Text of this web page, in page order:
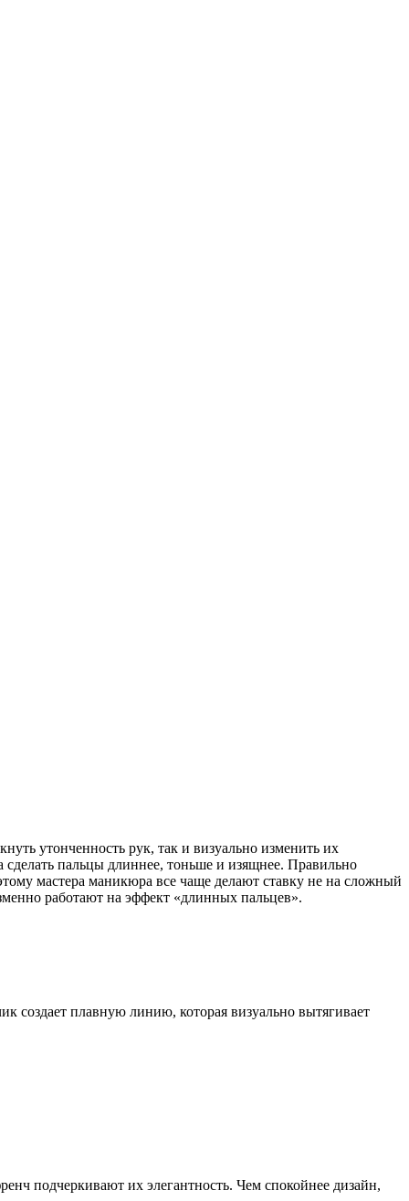
утонченность рук, так и визуально изменить их
сделать пальцы длиннее, тоньше и изящнее. Правильно
мастера маникюра все чаще делают ставку не на сложный
работают на эффект «длинных пальцев».
создает плавную линию, которая визуально вытягивает
подчеркивают их элегантность. Чем спокойнее дизайн,